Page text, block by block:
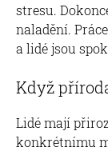
stresu.
naladění.
a lidé jsou
Když
Lidé mají
konkrétnímu